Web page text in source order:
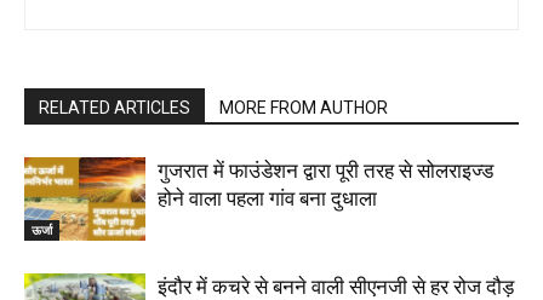
RELATED ARTICLES MORE FROM AUTHOR
ऊर्जा
गुजरात में फाउंडेशन द्वारा पूरी तरह से सोलराइज्ड
होने वाला पहला गांव बना दुधाला
इंदौर में कचरे से बनने वाली सीएनजी से हर रोज दौड़